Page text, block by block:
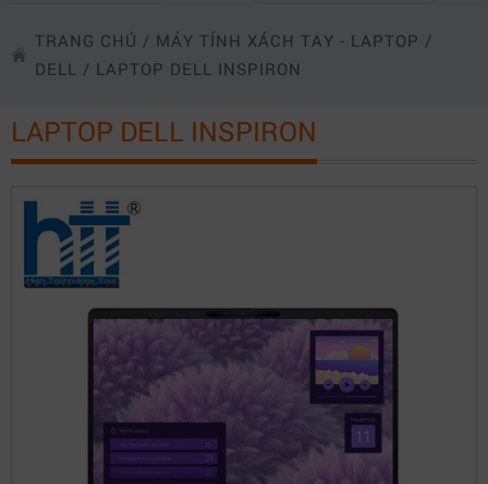
TRANG CHỦ / MÁY TÍNH XÁCH TAY - LAPTOP /
DELL / LAPTOP DELL INSPIRON
LAPTOP DELL INSPIRON